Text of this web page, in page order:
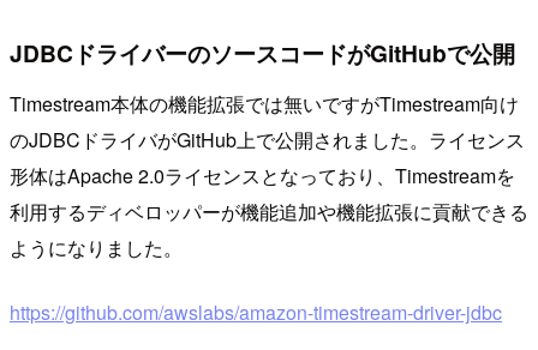
JDBCドライバーのソースコードがGitHubで公開
Timestream本体の機能拡張では無いですがTimestream向け
のJDBCドライバがGitHub上で公開されました。ライセンス
形体はApache 2.0ライセンスとなっており、Timestreamを
利用するディベロッパーが機能追加や機能拡張に貢献できる
ようになりました。
https://github.com/awslabs/amazon-timestream-driver-jdbc